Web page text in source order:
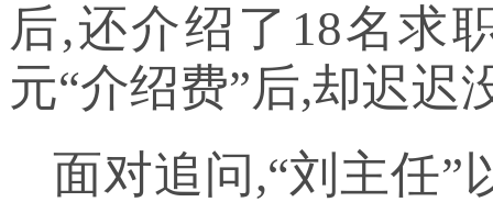
后,还介绍了18名求
元“介绍费”后,却迟迟
面对追问,“刘主任”